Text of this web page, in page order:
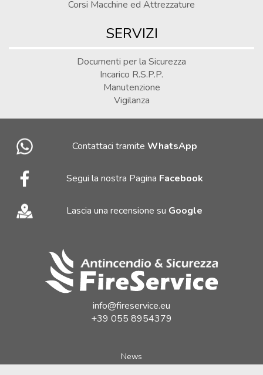
Corsi Macchine ed Attrezzature
SERVIZI
Documenti per la Sicurezza
Incarico R.S.P.P.
Manutenzione
Vigilanza
Contattaci tramite WhatsApp
Segui la nostra Pagina Facebook
Lascia una recensione su Google
info@fireservice.eu
+39 055 8954379
News